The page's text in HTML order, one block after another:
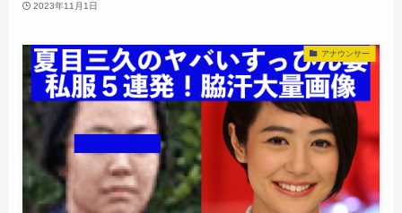
2023年11月1日
アナウンサー